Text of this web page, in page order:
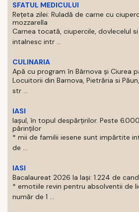
SFATUL MEDICULUI
Rețeta zilei: Ruladă de carne cu
mozzarella
Carnea tocată, ciupercile, dovlecelul
intalnesc intr ...
CULINARIA
Apă cu program în Bârnova și Ciurea
Locuitorii din Barnova, Pietrăria si
str ...
IASI
Iașul, în topul despărțirilor. Peste
părinților
* mii de familii iesene sunt impărtite
de ...
IASI
Bacalaureat 2026 la Iași: 1.224 de
* emotiile revin pentru absolventii de
număr de 1 ...